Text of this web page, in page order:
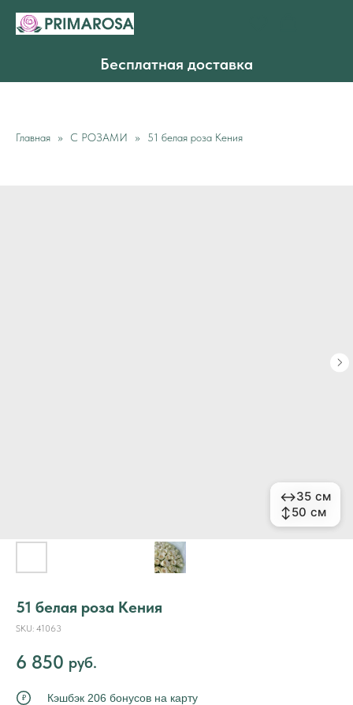
Бесплатная доставка
Главная С РОЗАМИ 51 белая роза Кения
↔35 см
↕50 см
↔35 см
↕50 см
51 белая роза Кения
SKU: 41063
6 850 руб.
₽
Кэшбэк 206 бонусов на карту